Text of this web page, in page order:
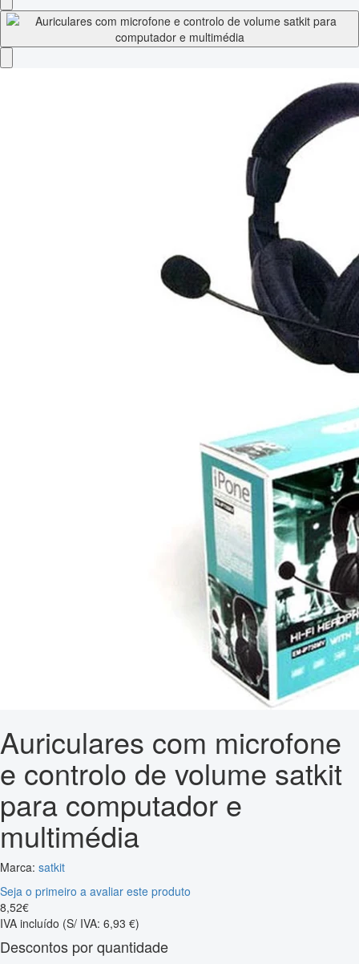
Auriculares com microfone
e controlo de volume satkit
para computador e
multimédia
Marca: satkit
Seja o primeiro a avaliar este produto
8,52€
IVA incluído (S/ IVA: 6,93 €)
Descontos por quantidade